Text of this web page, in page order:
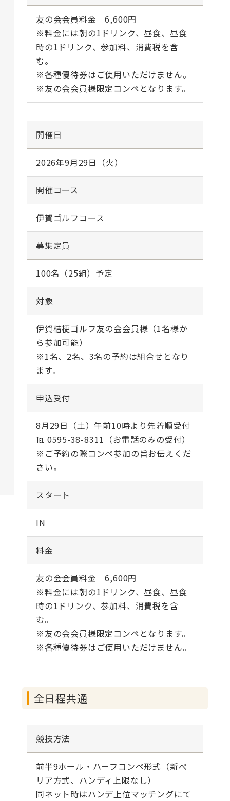
友の会会員料金 6,600円
※料金には朝の1ドリンク、昼食、昼食
時の1ドリンク、参加料、消費税を含
む。
※各種優待券はご使用いただけません。
※友の会会員様限定コンペとなります。
開催日
2026年9月29日（火）
開催コース
伊賀ゴルフコース
募集定員
100名（25組）予定
対象
伊賀桔梗ゴルフ友の会会員様（1名様か
ら参加可能）
※1名、2名、3名の予約は組合せとなり
ます。
申込受付
8月29日（土）午前10時より先着順受付
℡ 0595-38-8311（お電話のみの受付）
※ご予約の際コンペ参加の旨お伝えくだ
さい。
スタート
IN
料金
友の会会員料金 6,600円
※料金には朝の1ドリンク、昼食、昼食
時の1ドリンク、参加料、消費税を含
む。
※友の会会員様限定コンペとなります。
※各種優待券はご使用いただけません。
全日程共通
競技方法
前半9ホール・ハーフコンペ形式（新ぺ
リア方式、ハンディ上限なし）
同ネット時はハンデ上位マッチングにて